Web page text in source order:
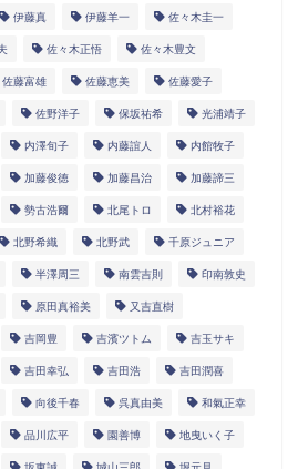
伊藤真 伊藤羊一 佐々木圭一
佐々木正悟 佐々木豊文
佐藤富雄 佐藤恵美 佐藤愛子
佐野洋子 保坂祐希 光浦靖子
内澤旬子 内藤誼人 内館牧子
加藤俊徳 加藤昌治 加藤諦三
勢古浩爾 北尾トロ 北村裕花
北野希織 北野武 千原ジュニア
半澤周三 南雲吉則 印南敦史
原田真裕美 又吉直樹
吉岡豊 吉濱ツトム 吉玉サキ
吉田幸弘 吉田浩 吉田潤喜
向後千春 呉真由美 和氣正幸
品川広平 園善博 地曳いく子